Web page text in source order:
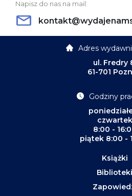
Napisz do nas na mail:
Adres
ul. Fredry
61-701
Godziny
czwartek
8:00 -
piątek 8:00 -
Książki
Biblioteki